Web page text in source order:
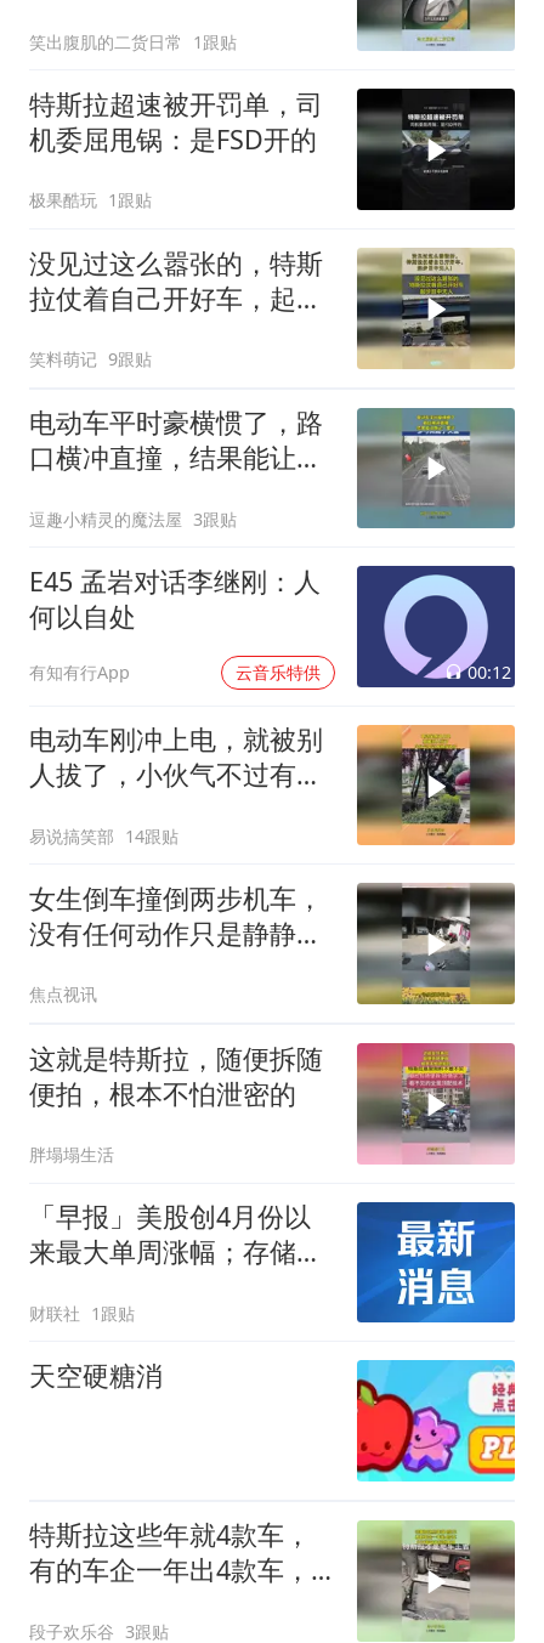
笑出腹肌的二货日常 1跟贴
特斯拉超速被开罚单，司
机委屈甩锅：是FSD开的
极果酷玩 1跟贴
没见过这么嚣张的，特斯
拉仗着自己开好车，起步
笑料萌记 9跟贴
电动车平时豪横惯了，路
口横冲直撞，结果能让她
逗趣小精灵的魔法屋 3跟贴
E45 孟岩对话李继刚：人
何以自处
有知有行App 云音乐特供 00:12
电动车刚冲上电，就被别
人拔了，小伙气不过有仇
易说搞笑部 14跟贴
女生倒车撞倒两步机车，
没有任何动作只是静静地
之灾啊
焦点视讯
这就是特斯拉，随便拆随
便拍，根本不怕泄密的
胖塌塌生活
「早报」美股创4月份以
来最大单周涨幅；存储板
上涨；北京购房政策调整
财联社 1跟贴
天空硬糖消
特斯拉这些年就4款车，
有的车企一年出4款车，
段子欢乐谷 3跟贴